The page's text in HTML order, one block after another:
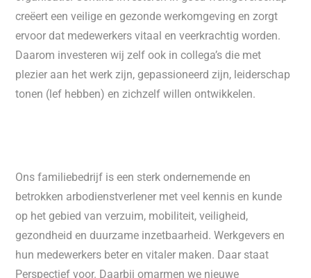
creëert een veilige en gezonde werkomgeving en zorgt
ervoor dat medewerkers vitaal en veerkrachtig worden.
Daarom investeren wij zelf ook in collega’s die met
plezier aan het werk zijn, gepassioneerd zijn, leiderschap
tonen (lef hebben) en zichzelf willen ontwikkelen.
Ons familiebedrijf is een sterk ondernemende en
betrokken arbodienstverlener met veel kennis en kunde
op het gebied van verzuim, mobiliteit, veiligheid,
gezondheid en duurzame inzetbaarheid. Werkgevers en
hun medewerkers beter en vitaler maken. Daar staat
Perspectief voor. Daarbij omarmen we nieuwe